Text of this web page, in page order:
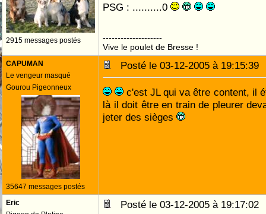
2915 messages postés
PSG : ..........0
--------------------
Vive le poulet de Bresse !
CAPUMAN
Le vengeur masqué
Gourou Pigeonneux
35647 messages postés
Posté le 03-12-2005 à
c'est JL qui va être content, il
là il doit être en train de pleurer
jeter des sièges
Eric
Posté le 03-12-2005 à